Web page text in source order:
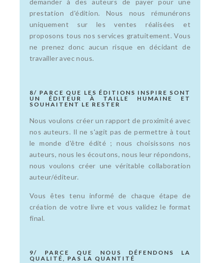
demander à des auteurs de payer pour une
prestation d'édition. Nous nous rémunérons
uniquement sur les ventes réalisées et
proposons tous nos services gratuitement. Vous
ne prenez donc aucun risque en décidant de
travailler avec nous.
8/ PARCE QUE LES ÉDITIONS INSPIRE SONT
UN ÉDITEUR À TAILLE HUMAINE ET
SOUHAITENT LE RESTER
Nous voulons créer un rapport de proximité avec
nos auteurs. Il ne s'agit pas de permettre à tout
le monde d'être édité ; nous choisissons nos
auteurs, nous les écoutons, nous leur répondons,
nous voulons créer une véritable collaboration
auteur/éditeur.
Vous êtes tenu informé de chaque étape de
création de votre livre et vous validez le format
final.
9/ PARCE QUE NOUS DÉFENDONS LA
QUALITÉ, PAS LA QUANTITÉ